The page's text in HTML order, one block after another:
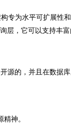
专为水平可扩展性
层，它可以支持丰
的，并且在数据
神。